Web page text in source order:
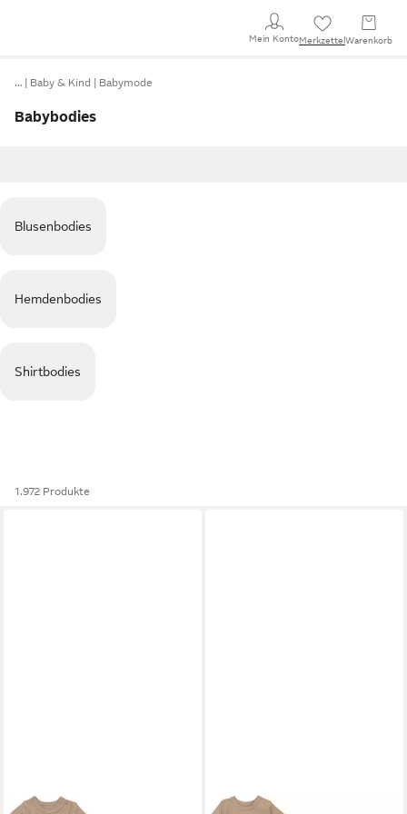
Mein KontoMerkzettel Warenkorb
… Baby & Kind Babymode
Babybodies
Blusenbodies
Hemdenbodies
Shirtbodies
1.972 Produkte